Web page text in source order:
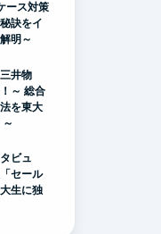
ース対策
訣をイ
明～
井物
～ 総合
を東大
ビュ
セール
生に独